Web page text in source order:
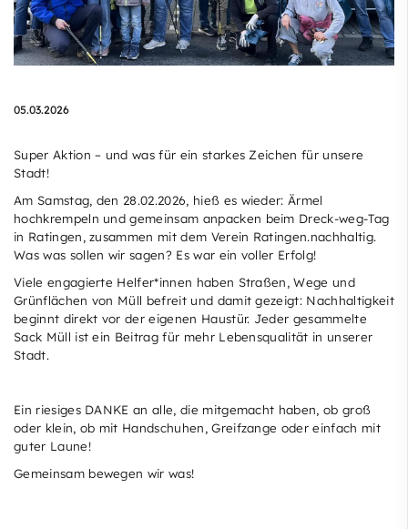
05.03.2026
Super Aktion – und was für ein starkes Zeichen für unsere
Stadt!
Am Samstag, den 28.02.2026, hieß es wieder: Ärmel
hochkrempeln und gemeinsam anpacken beim Dreck-weg-Tag
in Ratingen, zusammen mit dem Verein Ratingen.nachhaltig.
Was was sollen wir sagen? Es war ein voller Erfolg!
Viele engagierte Helfer*innen haben Straßen, Wege und
Grünflächen von Müll befreit und damit gezeigt: Nachhaltigkeit
beginnt direkt vor der eigenen Haustür. Jeder gesammelte
Sack Müll ist ein Beitrag für mehr Lebensqualität in unserer
Stadt.
Ein riesiges DANKE an alle, die mitgemacht haben, ob groß
oder klein, ob mit Handschuhen, Greifzange oder einfach mit
guter Laune!
Gemeinsam bewegen wir was!